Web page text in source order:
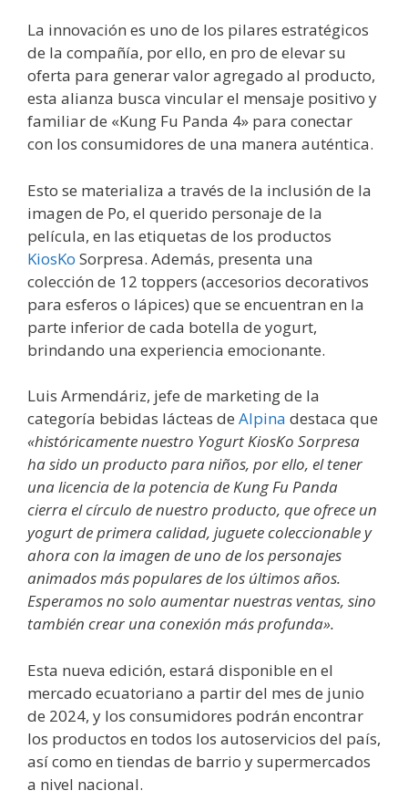
La innovación es uno de los pilares estratégicos
de la compañía, por ello, en pro de elevar su
oferta para generar valor agregado al producto,
esta alianza busca vincular el mensaje positivo y
familiar de «Kung Fu Panda 4» para conectar
con los consumidores de una manera auténtica.
Esto se materializa a través de la inclusión de la
imagen de Po, el querido personaje de la
película, en las etiquetas de los productos
KiosKo Sorpresa. Además, presenta una
colección de 12 toppers (accesorios decorativos
para esferos o lápices) que se encuentran en la
parte inferior de cada botella de yogurt,
brindando una experiencia emocionante.
Luis Armendáriz, jefe de marketing de la
categoría bebidas lácteas de Alpina destaca que
«históricamente nuestro Yogurt KiosKo Sorpresa
ha sido un producto para niños, por ello, el tener
una licencia de la potencia de Kung Fu Panda
cierra el círculo de nuestro producto, que ofrece un
yogurt de primera calidad, juguete coleccionable y
ahora con la imagen de uno de los personajes
animados más populares de los últimos años.
Esperamos no solo aumentar nuestras ventas, sino
también crear una conexión más profunda».
Esta nueva edición, estará disponible en el
mercado ecuatoriano a partir del mes de junio
de 2024, y los consumidores podrán encontrar
los productos en todos los autoservicios del país,
así como en tiendas de barrio y supermercados
a nivel nacional.